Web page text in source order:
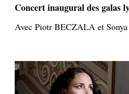
Concert inaugural des galas
Avec Piotr BECZALA et